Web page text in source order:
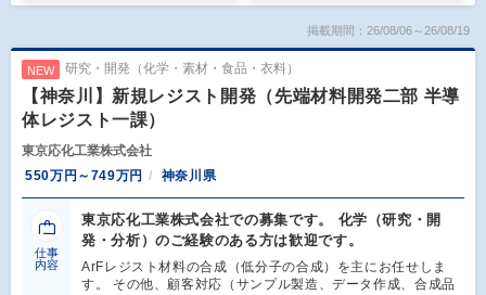
掲載期間：26/08/06～26/08/19
NEW 研究・開発（化学・素材・食品・衣料）
【神奈川】新規レジスト開発（先端材料開発二部 半導
体レジスト一課）
東京応化工業株式会社
550万円～749万円
神奈川県
仕事
内容
東京応化工業株式会社での募集です。 化学（研究・開
発・分析）のご経験のある方は歓迎です。
ArFレジスト材料の合成（低分子の合成）を主にお任せしま
す。 その他、顧客対応（サンプル製造、データ作成、合成品